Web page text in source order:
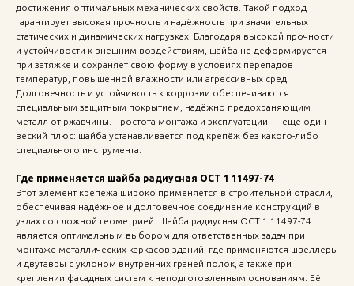
достижения оптимальных механических свойств. Такой подход
гарантирует высокая прочность и надёжность при значительных
статических и динамических нагрузках. Благодаря высокой прочности
и устойчивости к внешним воздействиям, шайба не деформируется
при затяжке и сохраняет свою форму в условиях перепадов
температур, повышенной влажности или агрессивных сред.
Долговечность и устойчивость к коррозии обеспечиваются
специальным защитным покрытием, надёжно предохраняющим
металл от ржавчины. Простота монтажа и эксплуатации — ещё один
веский плюс: шайба устанавливается под крепёж без какого-либо
специального инструмента.
Где применяется шайба радиусная ОСТ 1 11497-74
Этот элемент крепежа широко применяется в строительной отрасли,
обеспечивая надёжное и долговечное соединение конструкций в
узлах со сложной геометрией. Шайба радиусная ОСТ 1 11497-74
является оптимальным выбором для ответственных задач при
монтаже металлических каркасов зданий, где применяются швеллеры
и двутавры с уклоном внутренних граней полок, а также при
креплении фасадных систем к неподготовленным основаниям. Её